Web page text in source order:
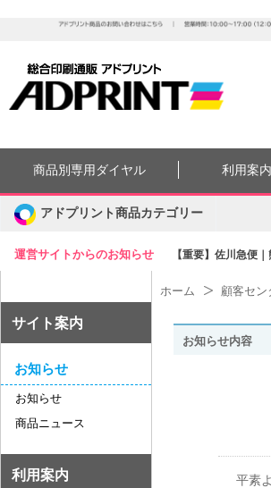
運営サイトからのお知らせ 【重要】佐川急便
商品別専用ダイヤル 利用案内
アドプリント商品カテゴリー
サイト案内
お知らせ
お知らせ
商品ニュース
利用案内
ホーム 顧客セン
お知らせ内容
平素